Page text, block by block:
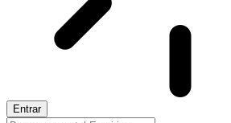
Entrar